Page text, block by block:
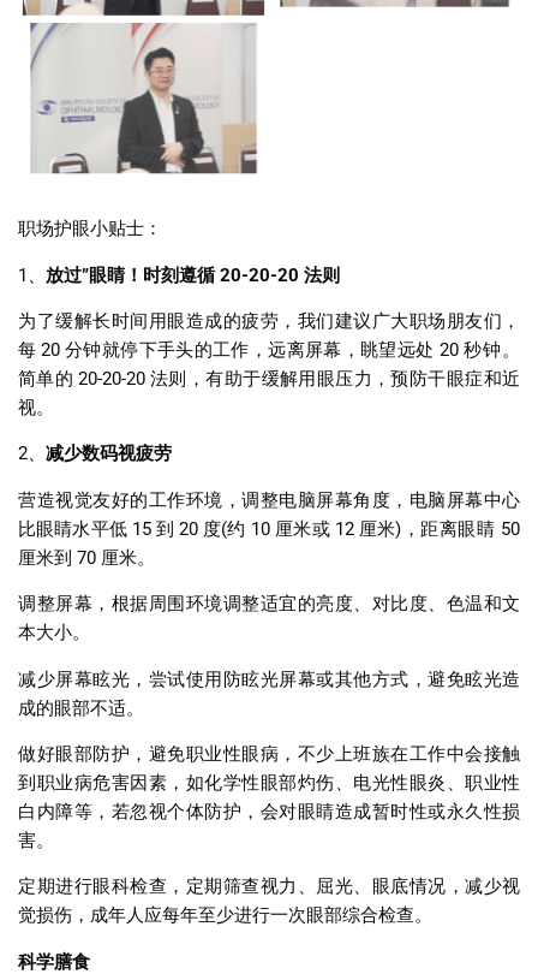
职场护眼小贴士：
1 、 放过”眼睛！时刻遵循20-20-20 法则
为了缓解长时间用眼造成的疲劳，我们建议广大职场朋友们，
每 20 分钟就停下手头的工作，远离屏幕，眺望远处 20 秒钟。
简单的 20-20-20 法则，有助于缓解用眼压力，预防干眼症和近
视。
2、 减少数码视疲劳
营造视觉友好的工作环境，调整电脑屏幕角度，电脑屏幕中心
比眼睛水平低 15 到 20 度(约 10 厘米或 12 厘米)， 距离眼睛 50
厘米到 70 厘米。
调整屏幕，根据周围环境调整适宜的亮度、对比度、色温和文
本大小。
减少屏幕眩光，尝试使用防眩光屏幕或其他方式，避免眩光造
成的眼部不适。
做好眼部防护，避免职业性眼病，不少上班族在工作中会接触
到职业病危害因素，如化学性眼部灼伤、电光性眼炎、职业性
白内障等，若忽视个体防护，会对眼睛造成暂时性或永久性损
害。
定期进行眼科检查，定期筛查视力、屈光、眼底情况，减少视
觉损伤，成年人应每年至少进行一次眼部综合检查。
科学膳食